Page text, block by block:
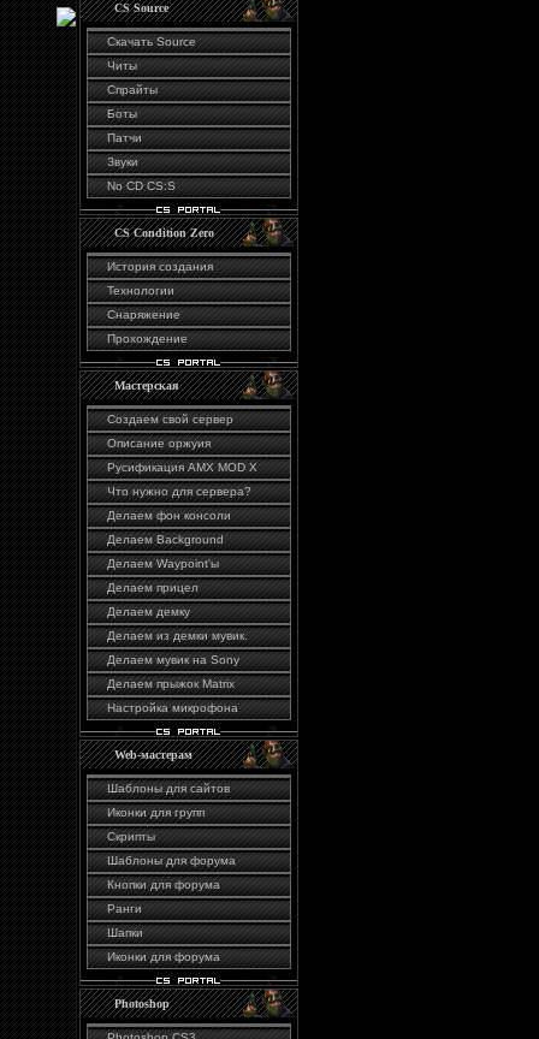
CS Source
Скачать Source
Читы
Спрайты
Боты
Патчи
Звуки
No CD CS:S
CS Condition Zero
История создания
Технологии
Снаряжение
Прохождение
Мастерская
Создаем свой сервер
Описание оржуия
Русификация AMX MOD X
Что нужно для сервера?
Делаем фон консоли
Делаем Background
Делаем Waypoint'ы
Делаем прицел
Делаем демку
Делаем из демки мувик.
Делаем мувик на Sony
Делаем прыжок Matrix
Настройка микрофона
Web-мастерам
Шаблоны для сайтов
Иконки для групп
Скрипты
Шаблоны для форума
Кнопки для форума
Ранги
Шапки
Иконки для форума
Photoshop